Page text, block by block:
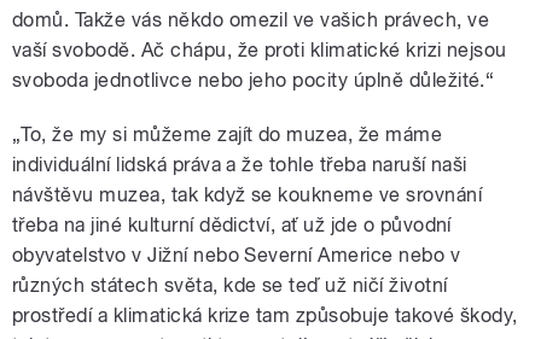
domů. Takže vás někdo omezil ve vašich právech, ve
vaší svobodě. Ač chápu, že proti klimatické krizi nejsou
svoboda jednotlivce nebo jeho pocity úplně důležité.“
„To, že my si můžeme zajít do muzea, že máme
individuální lidská práva a že tohle třeba naruší naši
návštěvu muzea, tak když se koukneme ve srovnání
třeba na jiné kulturní dědictví, ať už jde o původní
obyvatelstvo v Jižní nebo Severní Americe nebo v
různých státech světa, kde se teď už ničí životní
prostředí a klimatická krize tam způsobuje takové škody,